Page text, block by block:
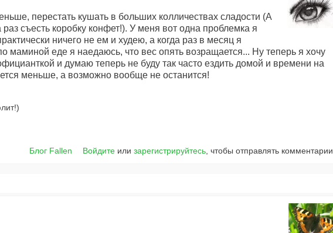
перестать кушать в больших колличествах сладости (А
съесть коробку конфет!). У меня вот одна проблемка я
ничего не ем и худею, а когда раз в месяц я
маминой еде я наедаюсь, что вес опять возращается... Ну теперь я хочу
и думаю теперь не буду так часто ездить домой и времени на
меньше, а возможно вообще не останится!
Блог Fallen Войдите илизарегистрируйтесь , чтобы отправлять комментарии